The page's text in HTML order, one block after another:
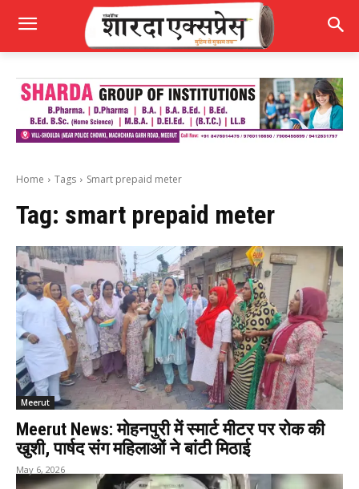
Home Tags Smart prepaid meter
Tag: smart prepaid meter
Meerut
Meerut News: मोहनपुरी में स्मार्ट मीटर पर रोक की
खुशी, पार्षद संग महिलाओं ने बांटी मिठाई
May 6, 2026